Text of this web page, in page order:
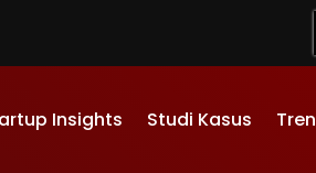
Insights Studi Kasus